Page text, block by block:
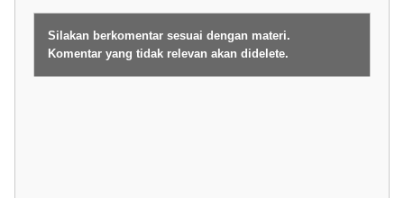
Silakan berkomentar sesuai dengan materi.
Komentar yang tidak relevan akan didelete.